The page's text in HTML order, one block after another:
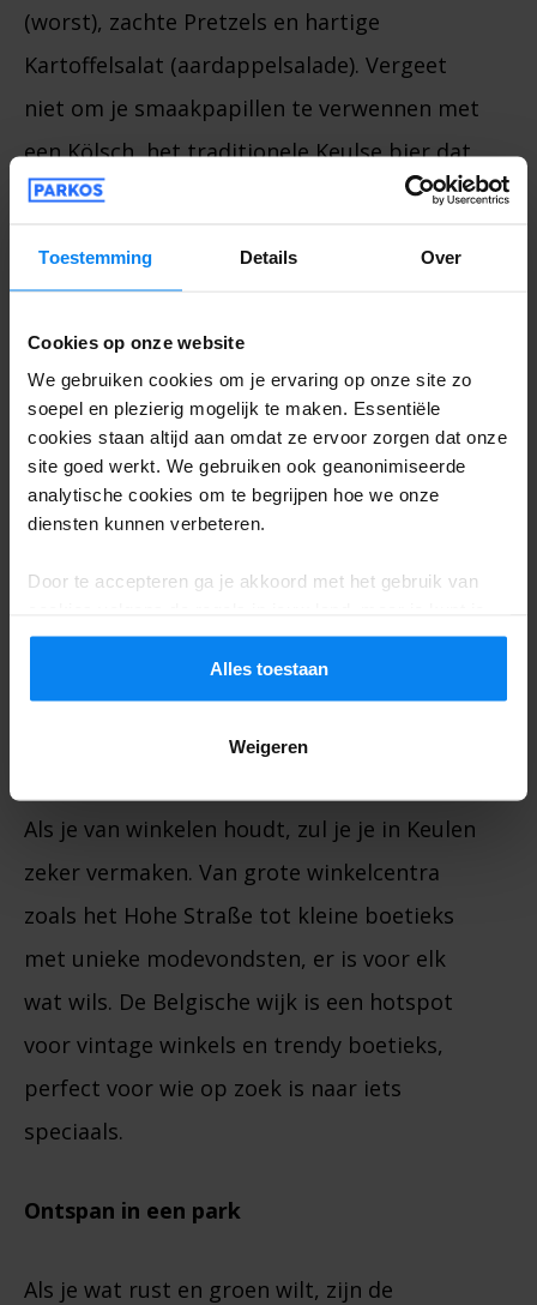
Toestemming Details Over
Cookies op onze website
We gebruiken cookies om je ervaring op onze site zo
soepel en plezierig mogelijk te maken. Essentiële
cookies staan altijd aan omdat ze ervoor zorgen dat onze
site goed werkt. We gebruiken ook geanonimiseerde
analytische cookies om te begrijpen hoe we onze
diensten kunnen verbeteren.
Door te accepteren ga je akkoord met het gebruik van
instellingen op elk moment aanpassen. Bekijk voor alle
Privacybeleid.
Alles toestaan
Weigeren
(worst), zachte Pretzels en hartige
Kartoffelsalat (aardappelsalade). Vergeet
niet om je smaakpapillen te verwennen met
een Kölsch, het traditionele Keulse bier dat
wordt geserveerd in kleine glazen. Ga zitten
Shop till you drop
Als je van winkelen houdt, zul je je in Keulen
zeker vermaken. Van grote winkelcentra
zoals het Hohe Straße tot kleine boetieks
met unieke modevondsten, er is voor elk
wat wils. De Belgische wijk is een hotspot
voor vintage winkels en trendy boetieks,
perfect voor wie op zoek is naar iets
speciaals.
Ontspan in een park
Als je wat rust en groen wilt, zijn de